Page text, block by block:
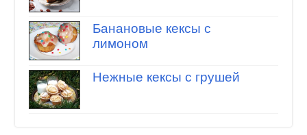
Банановые кексы с
лимоном
Нежные кексы с грушей